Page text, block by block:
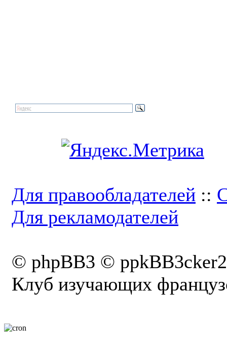
Для правообладателей ::
Для рекламодателей
© phpBB3 ©
Клуб изучающих